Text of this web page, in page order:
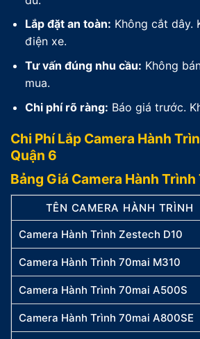
Lắp đặt an toàn: Không cắt dây.
điện xe.
Tư vấn đúng nhu cầu: Không
mua.
Chi phí rõ ràng: Báo giá trước.
Chi Phí Lắp Camera Hành
Quận 6
Bảng Giá Camera Hành
TÊN CAMERA HÀNH TRÌNH
Camera Hành Trình Zestech D10
Camera Hành Trình 70mai M310
Camera Hành Trình 70mai A500S
Camera Hành Trình 70mai A800SE